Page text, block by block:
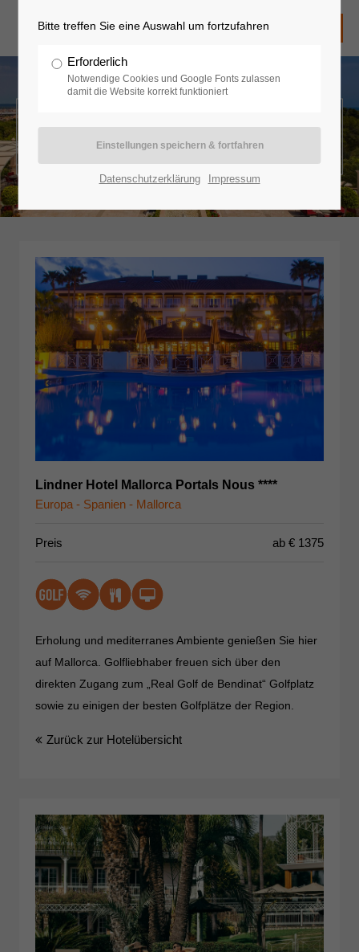
Europa - Spanien - Mallorca
Lindner Hotel Mallorca Portals Nous ****
Europa - Spanien - Mallorca
Preis ab € 1375
Erholung und mediterranes Ambiente genießen Sie hier
auf Mallorca. Golfliebhaber freuen sich über den
direkten Zugang zum „Real Golf de Bendinat“ Golfplatz
sowie zu einigen der besten Golfplätze der Region.
Zurück zur Hotelübersicht
Bitte treffen Sie eine Auswahl um fortzufahren
Erforderlich
Notwendige Cookies und Google Fonts zulassen
damit die Website korrekt funktioniert
Datenschutzerklärung Impressum